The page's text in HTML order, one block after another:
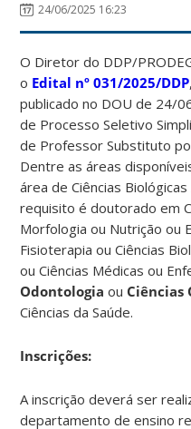
24/06/2025 16:23
O Diretor do DDP/
o Edital nº 031/2025/DDP
publicado no DOU de 24/
de Processo Seletivo
de Professor Substituto
Dentre as áreas
área de Ciências
requisito é doutorado em
Morfologia ou Nutrição ou
Fisioterapia ou Ciências
ou Ciências Médicas ou
Odontologia ou Ciências
Ciências da Saúde.
Inscrições:
A inscrição deverá ser
departamento de ensino